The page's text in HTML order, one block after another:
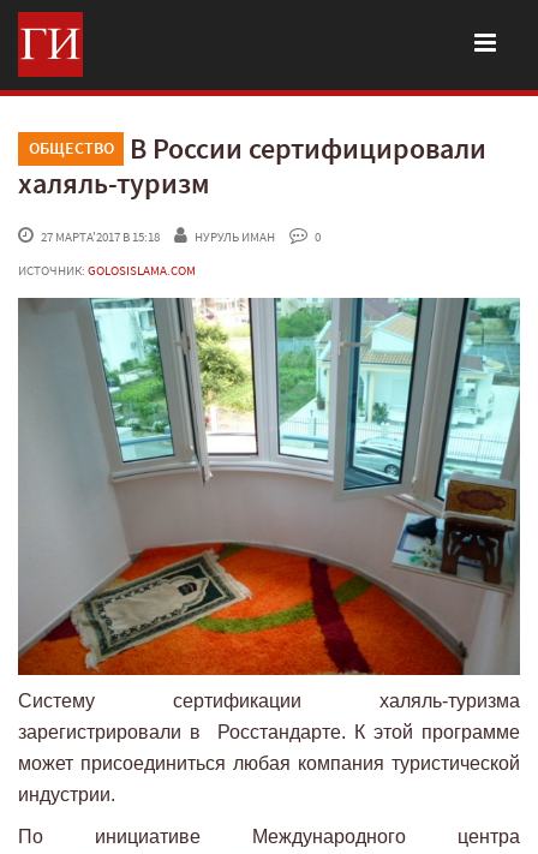
ОБЩЕСТВО
В России сертифицировали
халяль-туризм
27 МАРТА'2017 В 15:18 НУРУЛЬ ИМАН
0
ИСТОЧНИК: GOLOSISLAMA.COM
Систему сертификации халяль-туризма
зарегистрировали в Росстандарте. К этой программе
может присоединиться любая компания туристической
индустрии.
По инициативе Международного центра